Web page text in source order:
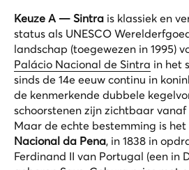
Keuze A — Sintra is klassiek en
status als UNESCO
landschap (toegewezen in 1995)
Palácio Nacional de Sintra in het
sinds de 14e eeuw continu in
de kenmerkende dubbele
schoorstenen zijn zichtbaar
Maar de echte bestemming is het
Nacional da Pena, in 1838 in
Ferdinand II van Portugal (een in